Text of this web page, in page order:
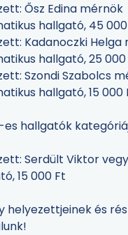
Ősz Edina mérnök
hallgató, 45
Kadanoczki Helga
hallgató, 25 000
Szondi Szabolcs
hallgató, 15 000
es hallgatók
Serdült Viktor
15 000 Ft
helyezettjeinek és